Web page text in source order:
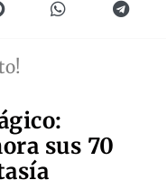
sus 70